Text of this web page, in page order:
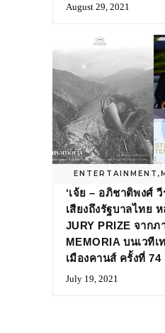
August 29, 2021
ENTERTAINMENT ,
‘เจ้ย – อภิชาติพงศ์ วี
เสียงถึงรัฐบาลไทย
JURY PRIZE จาก
MEMORIA บนเวที
เมืองคานส์ ครั้งที่ 74
July 19, 2021